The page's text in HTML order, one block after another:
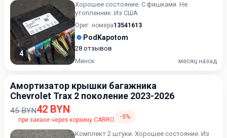
4
Хорошее состояние. С фишками. Не
утопленник. Из США
Ориг. номера13541613
PodKapotom
28 отзывов
Минск
месяц назад
Амортизатор крышки багажника
Chevrolet Trax 2 поколение 2023-2026
45 BYN42 BYN
при заказе через корзину CARRO -5%
Комплект 2 штуки. Хорошее состояние. Из